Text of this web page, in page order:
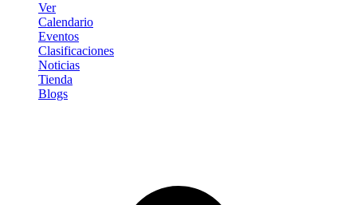
Ver
Calendario
Eventos
Clasificaciones
Noticias
Tienda
Blogs